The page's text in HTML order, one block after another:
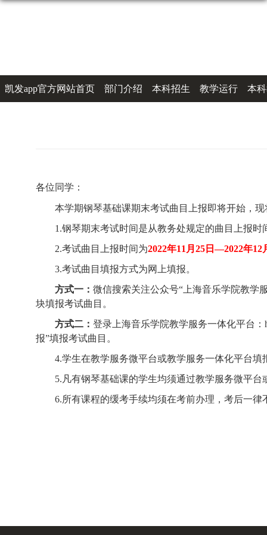
凯发app官方网站首页 部门介绍 本科招生 教学运行 本
各位同学：
本学期钢琴基础课期末考试曲目上报即将开始，
1.钢琴期末考试时间是从教务处规定的曲目上报时
2.考试曲目上报时间为2022年11 月 25 日—2022年12
3.考试曲目填报方式为网上填报。
方式一： 微信搜索关注公众号“上海音乐学院教学
块填报考试曲目。
方式二： 登录上海音乐学院教学服务一体化平台：
报”填报考试曲目。
4.学生在教学服务微平台或教学服务一体化平台填
5. 凡有钢琴基础课的学生均须通过教学服务微平
6.所有课程的缓考手续均须在考前办理，考后一律